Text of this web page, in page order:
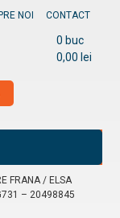
NOI CONTACT
0 buc
0,00 lei
FRANA/ ELSA
– 20498845